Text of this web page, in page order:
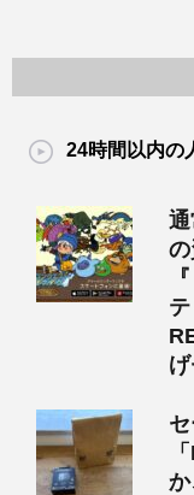
24時間以内の